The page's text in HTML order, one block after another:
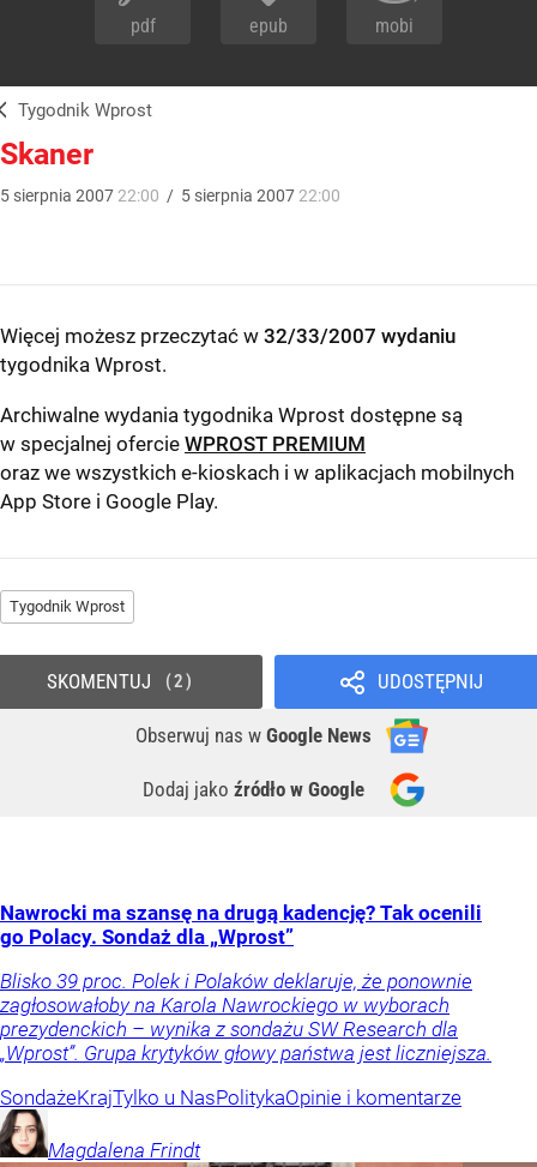
pdf epub mobi
Tygodnik Wprost
Skaner
5 sierpnia 2007 22:00 / 5 sierpnia 2007 22:00
Więcej możesz przeczytać w 32/33/2007 wydaniu
tygodnika Wprost.
Archiwalne wydania tygodnika Wprost dostępne są
w specjalnej ofercie WPROST PREMIUM
oraz we wszystkich e-kioskach i w aplikacjach mobilnych
App Store i Google Play.
Tygodnik Wprost
UDOSTĘPNIJ
Obserwuj nas w Google News
Dodaj jako źródło w Google
SKOMENTUJ 2
Nawrocki ma szansę na drugą kadencję? Tak ocenili
go Polacy. Sondaż dla „Wprost”
Blisko 39 proc. Polek i Polaków deklaruje, że ponownie
zagłosowałoby na Karola Nawrockiego w wyborach
prezydenckich – wynika z sondażu SW Research dla
„Wprost”. Grupa krytyków głowy państwa jest liczniejsza.
SondażeKrajTylko u NasPolitykaOpinie i komentarze
Magdalena Frindt